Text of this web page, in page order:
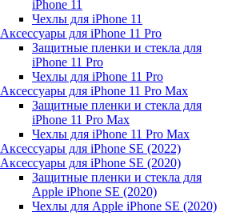
iPhone 11
Чехлы для iPhone 11
Аксессуары для iPhone 11 Pro
Защитные пленки и стекла для
iPhone 11 Pro
Чехлы для iPhone 11 Pro
Аксессуары для iPhone 11 Pro Max
Защитные пленки и стекла для
iPhone 11 Pro Max
Чехлы для iPhone 11 Pro Max
Аксессуары для iPhone SE (2022)
Аксессуары для iPhone SE (2020)
Защитные пленки и стекла для
Apple iPhone SE (2020)
Чехлы для Apple iPhone SE (2020)